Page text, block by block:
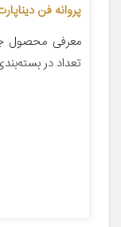
پروانه فن دیناپارت کد 323 مناسب
معرفی محصول
تعداد در بسته‌بندی ۱ جنس کالا پلیمری حداکثر